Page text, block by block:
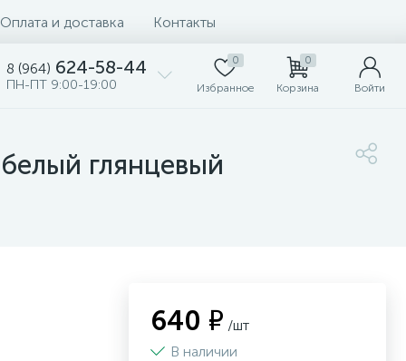
Оплата и доставка Контакты
8 (964) 624-58-44
ПН-ПТ 9:00-19:00
0
Избранное
0
Корзина Войти
глянцевый
640 ₽ /шт
В наличии